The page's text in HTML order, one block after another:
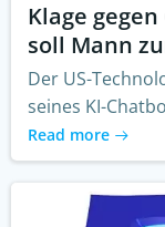
Klage
soll Mann
Der US-
seines KI-
Read more